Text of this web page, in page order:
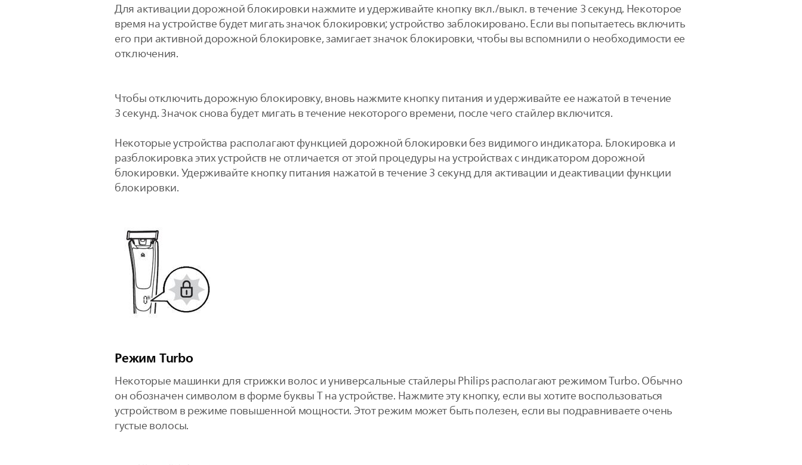
Для активации дорожной блокировки нажмите и удерживайте кнопку вкл./выкл. в течение 3 секунд. Некоторое
время на устройстве будет мигать значок блокировки; устройство заблокировано. Если вы попытаетесь включить
его при активной дорожной блокировке, замигает значок блокировки, чтобы вы вспомнили о необходимости ее
отключения.
Чтобы отключить дорожную блокировку, вновь нажмите кнопку питания и удерживайте ее нажатой в течение
3 секунд. Значок снова будет мигать в течение некоторого времени, после чего стайлер включится.
Некоторые устройства располагают функцией дорожной блокировки без видимого индикатора. Блокировка и
разблокировка этих устройств не отличается от этой процедуры на устройствах с индикатором дорожной
блокировки. Удерживайте кнопку питания нажатой в течение 3 секунд для активации и деактивации функции
блокировки.
Режим Turbo
Некоторые машинки для стрижки волос и универсальные стайлеры Philips располагают режимом Turbo. Обычно
он обозначен символом в форме буквы T на устройстве. Нажмите эту кнопку, если вы хотите воспользоваться
устройством в режиме повышенной мощности. Этот режим может быть полезен, если вы подравниваете очень
густые волосы.